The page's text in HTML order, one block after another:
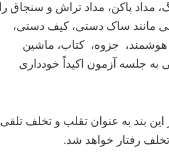
مداد پاکن، مداد تراش و سنجاق را
مانند ساک‌ دستی‌، کیف‌ دستی‌،
جزوه، ‌ کتاب، ماشین
جلسه‌ آزمون‌ اکیداً خودداری‌
بند به‌ عنوان‌ تقلب‌ و تخلف‌ تلقی‌
تخلف‌ رفتار خواهد شد.